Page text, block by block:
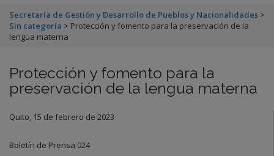
Secretaría de Gestión y Desarrollo de Pueblos y Nacionalidades >
Sin categoría > Protección y fomento para la preservación de la
lengua materna
Protección y fomento para la
preservación de la lengua materna
Quito, 15 de febrero de 2023
Boletín de Prensa 024